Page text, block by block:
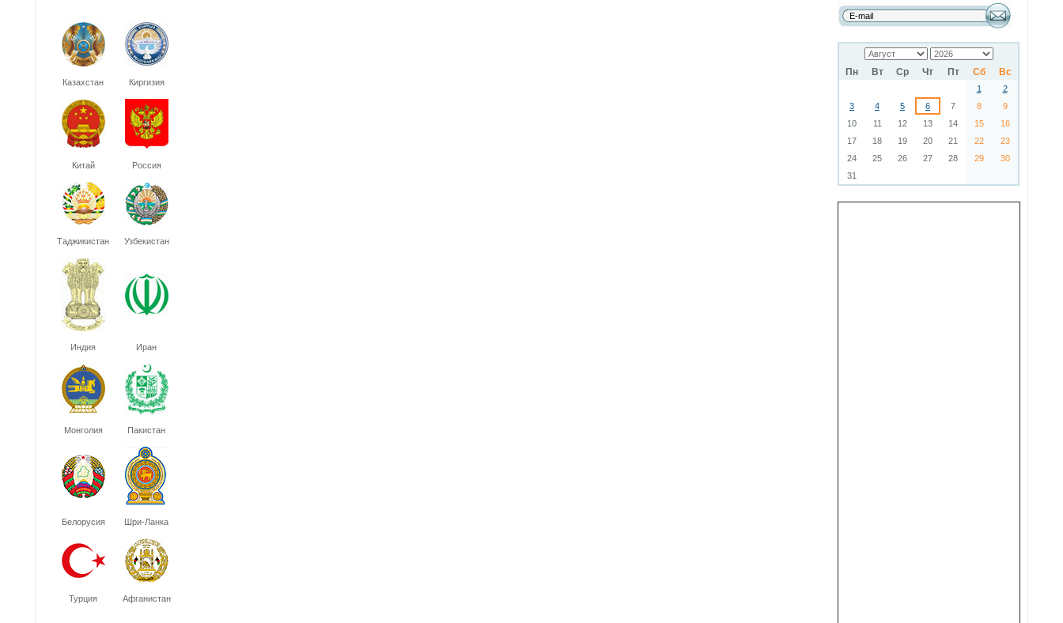
Пн Вт Ср Чт Пт Сб Вс
1
2
3
4 5 6 7 8
9
10
11 12 13 14 15
16
17
18 19 20 21 22
23
24
25 26 27 28 29
30
31
Казахстан Киргизия
Китай Россия
Таджикистан Узбекистан
Индия Иран
Монголия Пакистан
Белорусия Шри-Ланка
Турция Афганистан